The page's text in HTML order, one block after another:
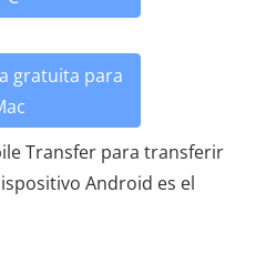
gratuita para
Transfer para transferir
Android es el